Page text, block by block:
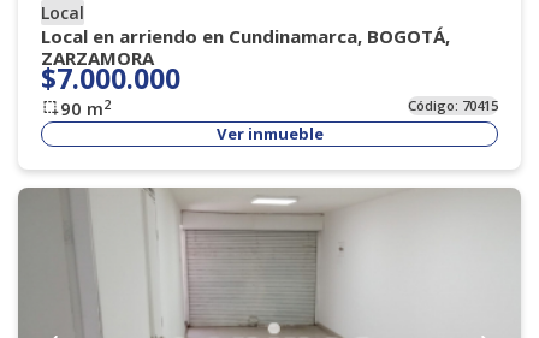
Local
Local en arriendo en Cundinamarca, BOGOTÁ,
ZARZAMORA
$7.000.000
90 m2 Código: 70415
Ver inmueble